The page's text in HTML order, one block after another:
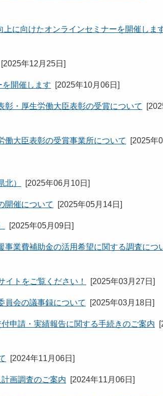
上に向けたオンラインセミナーを開催しま
[2025年12月25日 ]
開催します [2025年10月06日 ]
・厚生労働大臣表彰の受賞について [
働大臣表彰の受賞事業所について [2025年
） [2025年06月10日 ]
開催について [2025年05月14日 ]
[2025年05月09日 ]
事業費補助金の活用希望に関する調査につ
イトをご覧ください！ [2025年03月27日 ]
員会の議事録について [2025年03月18日 ]
申請・実績報告に関する手続きのご案内 [
[2024年11月06日 ]
画調査のご案内 [2024年11月06日 ]